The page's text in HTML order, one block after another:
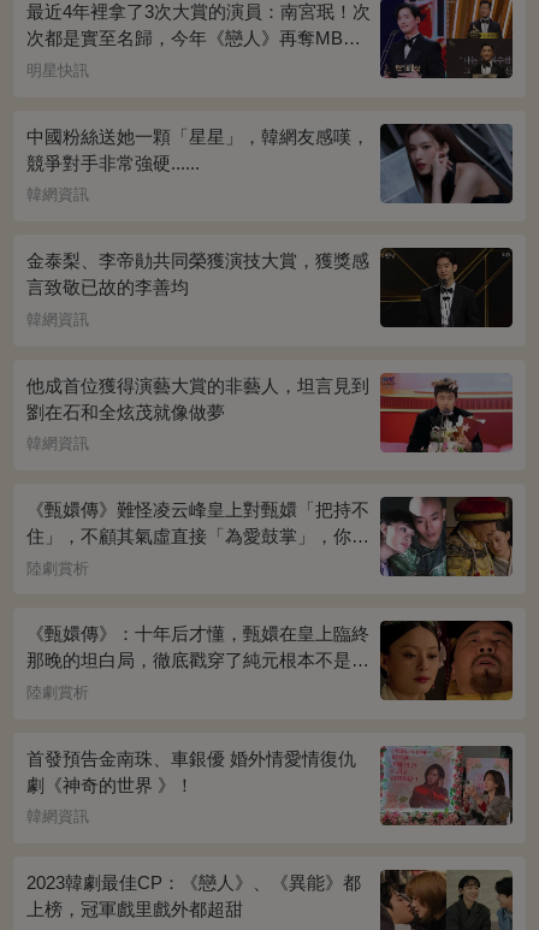
最近4年裡拿了3次大賞的演員：南宮珉！次
次都是實至名歸，今年《戀人》再奪MBC
演技大賞
明星快訊
中國粉絲送她一顆「星星」，韓網友感嘆，
競爭對手非常強硬......
韓網資訊
金泰梨、李帝勛共同榮獲演技大賞，獲獎感
言致敬已故的李善均
韓網資訊
他成首位獲得演藝大賞的非藝人，坦言見到
劉在石和全炫茂就像做夢
韓網資訊
《甄嬛傳》難怪凌云峰皇上對甄嬛「把持不
住」，不顧其氣虛直接「為愛鼓掌」，你看
桌上放的啥？簡直一目了然
陸劇賞析
《甄嬛傳》：十年后才懂，甄嬛在皇上臨終
那晚的坦白局，徹底戳穿了純元根本不是被
宜修害死的真相！
陸劇賞析
首發預告金南珠、車銀優 婚外情愛情復仇
劇《神奇的世界 》！
韓網資訊
2023韓劇最佳CP：《戀人》、《異能》都
上榜，冠軍戲里戲外都超甜